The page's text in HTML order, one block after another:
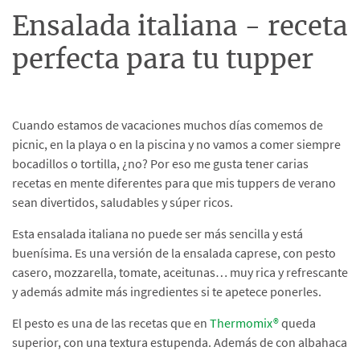
Ensalada italiana - receta
perfecta para tu tupper
Cuando estamos de vacaciones muchos días comemos de
picnic, en la playa o en la piscina y no vamos a comer siempre
bocadillos o tortilla, ¿no? Por eso me gusta tener carias
recetas en mente diferentes para que mis tuppers de verano
sean divertidos, saludables y súper ricos.
Esta ensalada italiana no puede ser más sencilla y está
buenísima. Es una versión de la ensalada caprese, con pesto
casero, mozzarella, tomate, aceitunas… muy rica y refrescante
y además admite más ingredientes si te apetece ponerles.
El pesto es una de las recetas que en Thermomix®queda
superior, con una textura estupenda. Además de con albahaca